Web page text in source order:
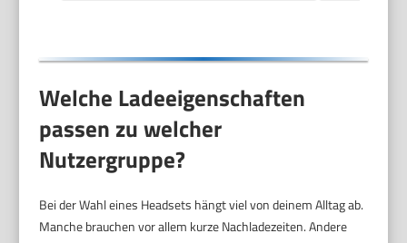
Welche Ladeeigenschaften
passen zu welcher
Nutzergruppe?
Bei der Wahl eines Headsets hängt viel von deinem Alltag ab.
Manche brauchen vor allem kurze Nachladezeiten. Andere